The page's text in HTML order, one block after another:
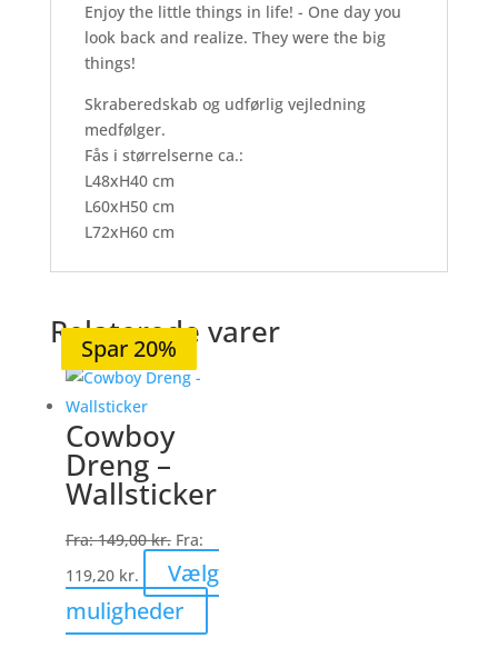
Enjoy the little things in life! - One day you
look back and realize. They were the big
things!
Skraberedskab og udførlig vejledning
medfølger.
Fås i størrelserne ca.:
L48xH40 cm
L60xH50 cm
L72xH60 cm
Relaterede varer
Spar 20%
Cowboy
Dreng –
Wallsticker
Fra:149,00kr. Fra:
119,20 kr.
Vælg
muligheder
vare
Spar 20%
Spar 19%
Spar 20%
Spar 20%